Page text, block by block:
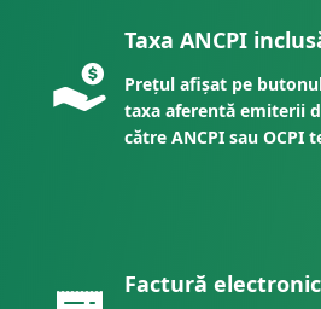
Taxa ANCPI
Prețul afișat pe
taxa aferentă emiterii
către ANCPI sau OCPI
Factură